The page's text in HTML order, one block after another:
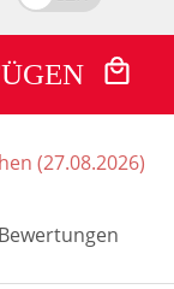
(27.08.2026)